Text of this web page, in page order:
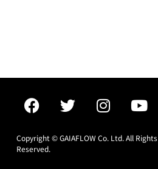
Copyright © GAIAFLOW Co. Ltd. All Rights
Reserved.